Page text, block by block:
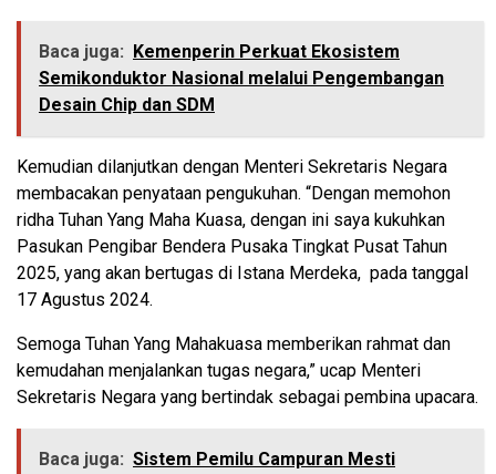
Baca juga:
Kemenperin Perkuat Ekosistem
Semikonduktor Nasional melalui Pengembangan
Desain Chip dan SDM
Kemudian dilanjutkan dengan Menteri Sekretaris Negara
membacakan penyataan pengukuhan. “Dengan memohon
ridha Tuhan Yang Maha Kuasa, dengan ini saya kukuhkan
Pasukan Pengibar Bendera Pusaka Tingkat Pusat Tahun
2025, yang akan bertugas di Istana Merdeka, pada tanggal
17 Agustus 2024.
Semoga Tuhan Yang Mahakuasa memberikan rahmat dan
kemudahan menjalankan tugas negara,” ucap Menteri
Sekretaris Negara yang bertindak sebagai pembina upacara.
Baca juga: Sistem Pemilu Campuran Mesti